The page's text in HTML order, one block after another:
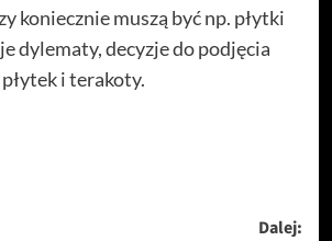
koniecznie muszą być np. płytki
dylematy, decyzje do podjęcia
i terakoty.
Dalej: